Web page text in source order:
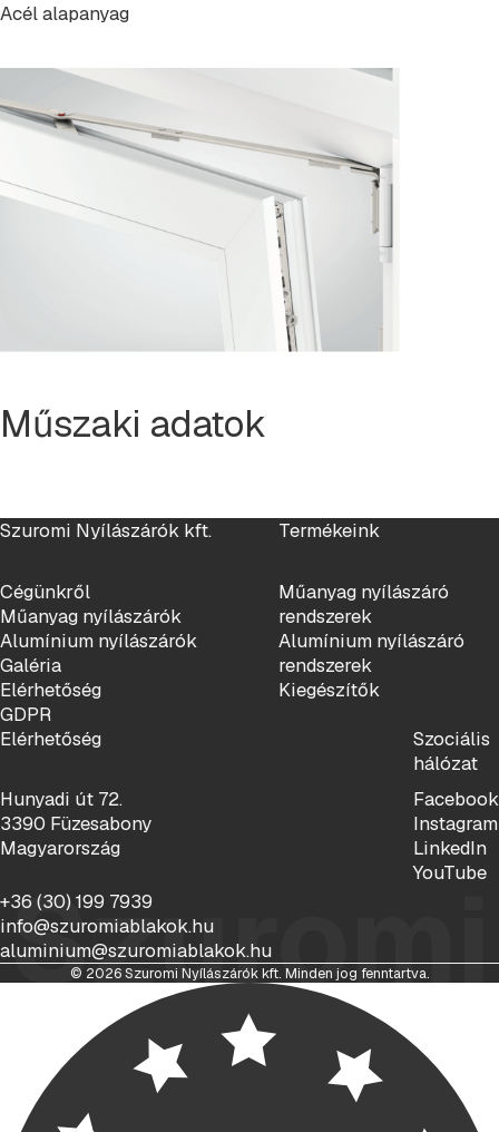
Acél alapanyag
Műszaki adatok
Szuromi Nyílászárók kft.
Cégünkről
Műanyag nyílászárók
Alumínium nyílászárók
Galéria
Elérhetőség
GDPR
Termékeink
Műanyag nyílászáró
rendszerek
Alumínium nyílászáró
rendszerek
Kiegészítők
Elérhetőség
Hunyadi út 72.
3390 Füzesabony
Magyarország
+36 (30) 199 7939
info@szuromiablakok.hu
aluminium@szuromiablakok.hu
Szociális
hálózat
Facebook
Instagram
LinkedIn
YouTube
© 2026 Szuromi Nyílászárók kft. Minden jog fenntartva.
Szuromi